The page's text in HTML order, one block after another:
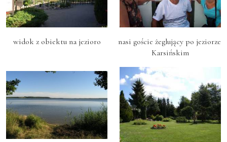
widok z obiektu na jezioro
nasi goście żeglujący po jeziorze
Karsińskim